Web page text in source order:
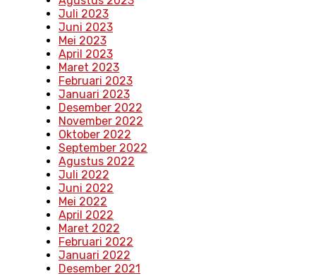
Juli 2023
Juni 2023
Mei 2023
April 2023
Maret 2023
Februari 2023
Januari 2023
Desember 2022
November 2022
Oktober 2022
September 2022
Agustus 2022
Juli 2022
Juni 2022
Mei 2022
April 2022
Maret 2022
Februari 2022
Januari 2022
Desember 2021